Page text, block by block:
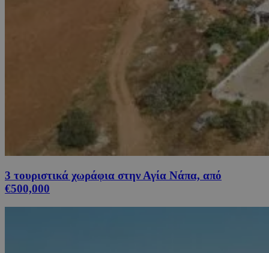
3 τουριστικά χωράφια στην Αγία Νάπα, από
€500,000